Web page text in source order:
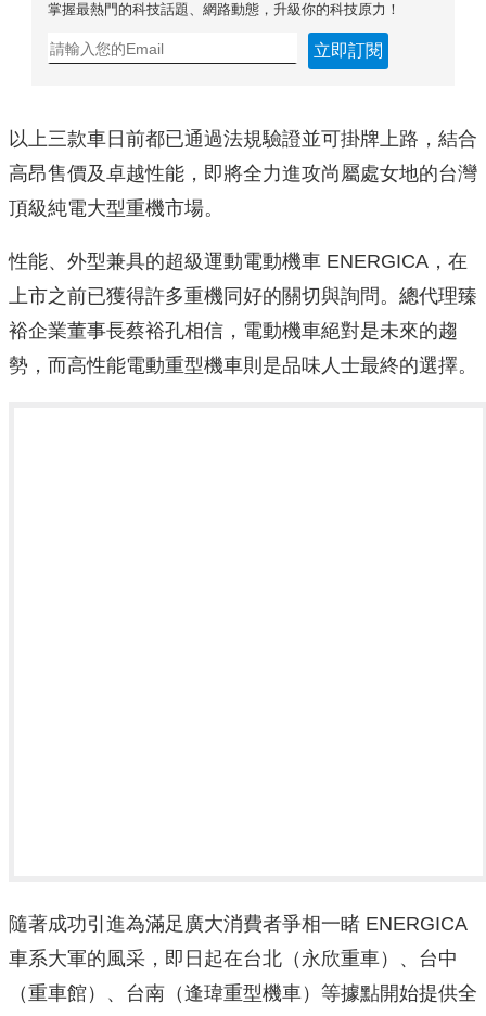
掌握最熱門的科技話題、網路動態，升級你的科技原力！
立即訂閱
以上三款車日前都已通過法規驗證並可掛牌上路，結合
高昂售價及卓越性能，即將全力進攻尚屬處女地的台灣
頂級純電大型重機市場。
性能、外型兼具的超級運動電動機車 ENERGICA，在
上市之前已獲得許多重機同好的關切與詢問。總代理臻
裕企業董事長蔡裕孔相信，電動機車絕對是未來的趨
勢，而高性能電動重型機車則是品味人士最終的選擇。
隨著成功引進為滿足廣大消費者爭相一睹 ENERGICA
車系大軍的風采，即日起在台北（永欣重車）、台中
（重車館）、台南（逢瑋重型機車）等據點開始提供全